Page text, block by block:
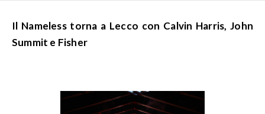
Il Nameless torna a Lecco con Calvin Harris, John
Summit e Fisher